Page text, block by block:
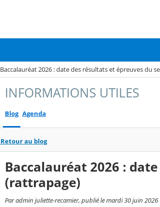
Baccalauréat 2026 : date des résultats et épreuves du
INFORMATIONS UTILES
Blog Agenda
Retour au blog
Baccalauréat 2026 :
(rattrapage)
Par admin juliette-recamier, publié le mardi 30 juin